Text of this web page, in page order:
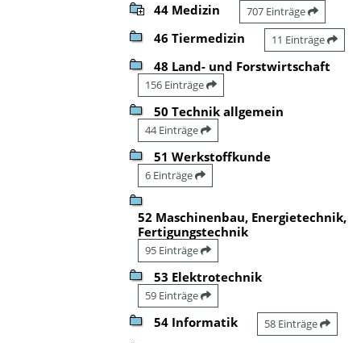
44 Medizin 707 Einträge
46 Tiermedizin 11 Einträge
48 Land- und Forstwirtschaft
156 Einträge
50 Technik allgemein
44 Einträge
51 Werkstoffkunde
6 Einträge
52 Maschinenbau, Energietechnik,
Fertigungstechnik
95 Einträge
53 Elektrotechnik
59 Einträge
54 Informatik 58 Einträge